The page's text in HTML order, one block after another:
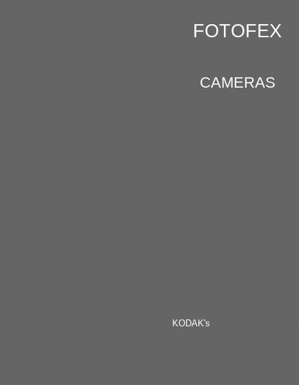
FOTOFEX
CAMERAS
KODAK's